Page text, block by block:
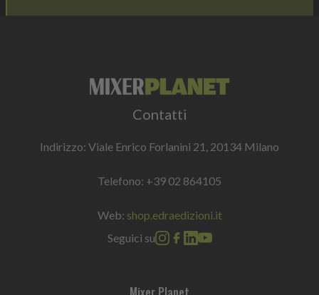
Contatti
Indirizzo: Viale Enrico Forlanini 21, 20134 Milano
Telefono: +39 02 864105
Web: shop.edraedizioni.it
Seguici su